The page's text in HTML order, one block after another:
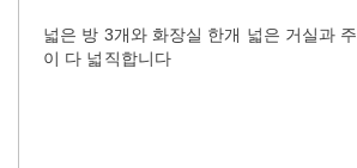
넓은 방 3개와 화장실 한개 넓은 거실과
이 다 넓직합니다